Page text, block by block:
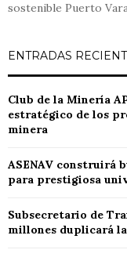
sostenible Puerto
ENTRADAS
Club de la Minería
estratégico de los
minera
ASENAV construirá
para prestigiosa
Subsecretario de
millones duplicará